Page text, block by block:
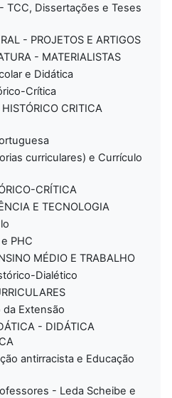
- TCC, Dissertações e Teses
- PROJETOS E ARTIGOS
- MATERIALISTAS
e Didática
Crítica
CRITICA
curriculares) e Currículo
CRÍTICA
E TECNOLOGIA
PHC
MÉDIO E TRABALHO
Dialético
da Extensão
- DIDÁTICA
antirracista e Educação
- Leda Scheibe e